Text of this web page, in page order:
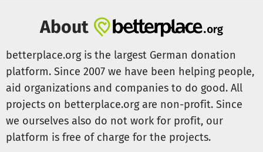
About
betterplace.org is the largest German donation
platform. Since 2007 we have been helping people,
aid organizations and companies to do good. All
projects on betterplace.org are non-profit. Since
we ourselves also do not work for profit, our
platform is free of charge for the projects.